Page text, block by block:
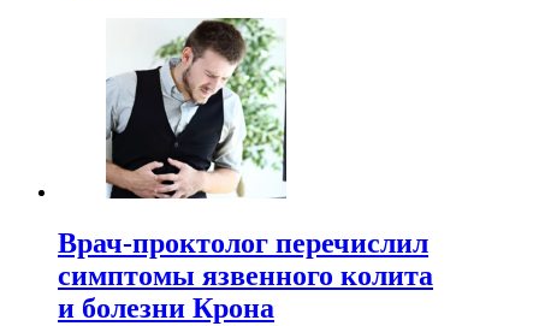
Врач-проктолог перечислил
симптомы язвенного колита
и болезни Крона